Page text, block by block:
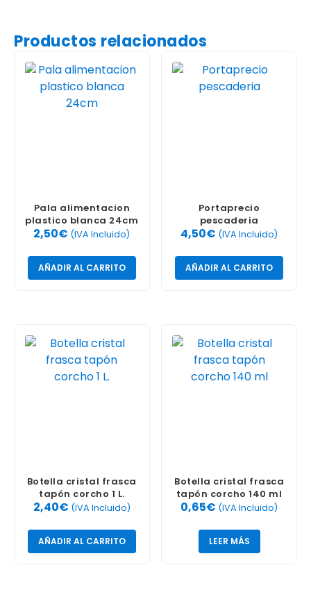
Productos relacionados
Pala alimentacion
plastico blanca 24cm
2,50€ (IVA Incluido)
AÑADIR AL CARRITO
Portaprecio
pescaderia
4,50€ (IVA Incluido)
AÑADIR AL CARRITO
Botella cristal frasca
tapón corcho 1 L.
2,40€ (IVA Incluido)
AÑADIR AL CARRITO
Botella cristal frasca
tapón corcho 140 ml
0,65€ (IVA Incluido)
LEER MÁS